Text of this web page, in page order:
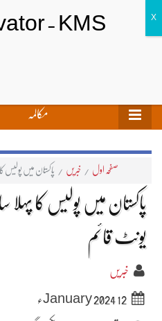
مکالمہ
صفحہ اول / خبریں / پاکستان میں پولیس
پاکستان میں پولیس کا پہلا
یونٹ قائم
خبریں
12 January 2024ء